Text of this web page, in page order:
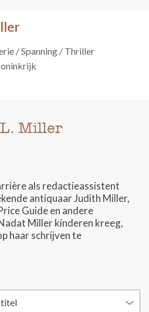
/ Spanning / Thriller
Miller
als redactieassistent
antiquaar Judith Miller,
Guide en andere
Miller kinderen kreeg,
haar schrijven te